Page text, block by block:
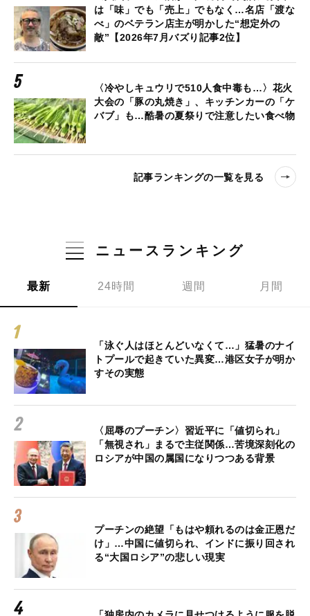
は「味」でも「売上」でもなく…名店「渡な
べ」のベテラン店主が明かした“想定外の
敵”【2026年7月バズり記事2位】
〈冷やしキュウリで510人食中毒も…〉花火
大会の「豚の丸焼き」、キッチンカーの「ケ
バブ」も…酷暑の夏祭りで注意したい食べ物
記事ランキングの一覧を見る
ニュースランキング
最新 24時間 週間 月間
「泳ぐ人はほとんどいなくて…」猛暑のナイ
トプールで起きていた異変…港区女子が明か
すその実態
〈屈辱のプーチン〉習近平に「値切られ」
「無視され」まるで主従関係…苦境深刻化の
ロシアが中国の属国になりつつある背景
プーチンの絶望「もはや頼れるのは金正恩だ
け」…中国に値切られ、インドに振り回され
る“大国ロシア”の悲しい現実